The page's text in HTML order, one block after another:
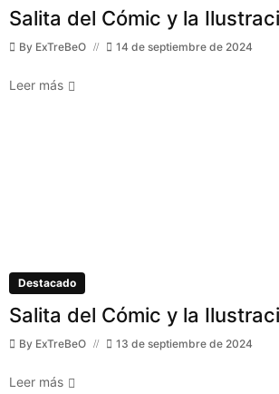
Salita del Cómic y la
By ExTreBeO 14 de septiembre de 2024
Leer más
Destacado
Salita del Cómic y la
By ExTreBeO 13 de septiembre de 2024
Leer más